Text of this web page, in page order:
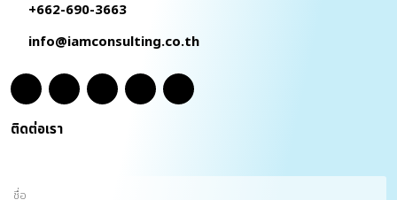
+662-690-3663
info@iamconsulting.co.th
ติดต่อเรา
ชื่อ